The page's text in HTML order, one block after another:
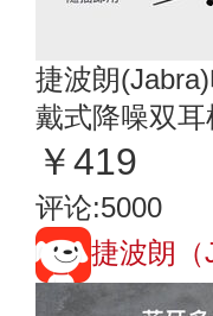
捷波朗
戴式降噪双
￥419
评论:5000
捷波朗（